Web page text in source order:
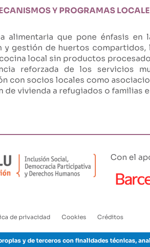
Y PROGRAMAS
alimentaria que pone énfasis en
y gestión de huertos
local sin productos
reforzada de los servicios
con socios locales como
de vivienda a refugiados o familias
Con el
de privacidad Cookies Créditos
y de terceros con finalidades técnicas,